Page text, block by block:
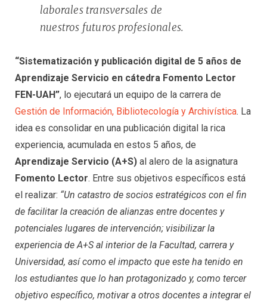
laborales transversales de
nuestros futuros profesionales.
“Sistematización y publicación digital de 5 años de
Aprendizaje Servicio en cátedra Fomento Lector
FEN-UAH”, lo ejecutará un equipo de la carrera de
Gestión de Información, Bibliotecología y Archivística. La
idea es consolidar en una publicación digital la rica
experiencia, acumulada en estos 5 años, de
Aprendizaje Servicio (A+S) al alero de la asignatura
Fomento Lector. Entre sus objetivos específicos está
el realizar: “Un catastro de socios estratégicos con el fin
de facilitar la creación de alianzas entre docentes y
potenciales lugares de intervención; visibilizar la
experiencia de A+S al interior de la Facultad, carrera y
Universidad, así como el impacto que este ha tenido en
los estudiantes que lo han protagonizado y, como tercer
objetivo específico, motivar a otros docentes a integrar el